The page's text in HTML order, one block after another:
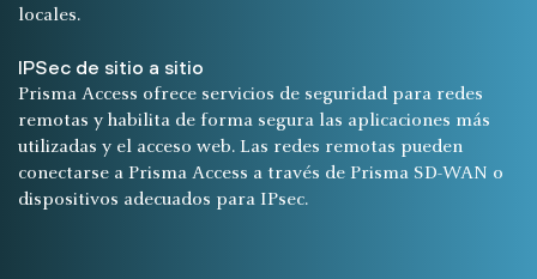
locales.
IPSec de sitio a sitio
Prisma Access ofrece servicios de seguridad para redes
remotas y habilita de forma segura las aplicaciones más
utilizadas y el acceso web. Las redes remotas pueden
conectarse a Prisma Access a través de Prisma SD-WAN o
dispositivos adecuados para IPsec.